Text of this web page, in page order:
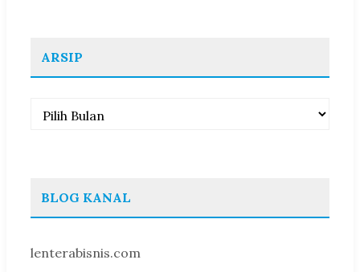
ARSIP
Arsip
BLOG KANAL
lenterabisnis.com